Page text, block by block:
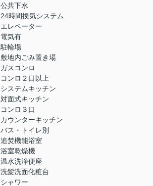
公共下水
24時間換気システム
エレベーター
電気有
駐輪場
敷地内ごみ置き場
ガスコンロ
コンロ２口以上
システムキッチン
対面式キッチン
コンロ３口
カウンターキッチン
バス・トイレ別
追焚機能浴室
浴室乾燥機
温水洗浄便座
洗髪洗面化粧台
シャワー